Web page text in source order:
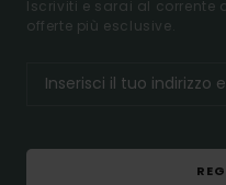
Iscriviti e sarai al corrente
offerte più esclusive.